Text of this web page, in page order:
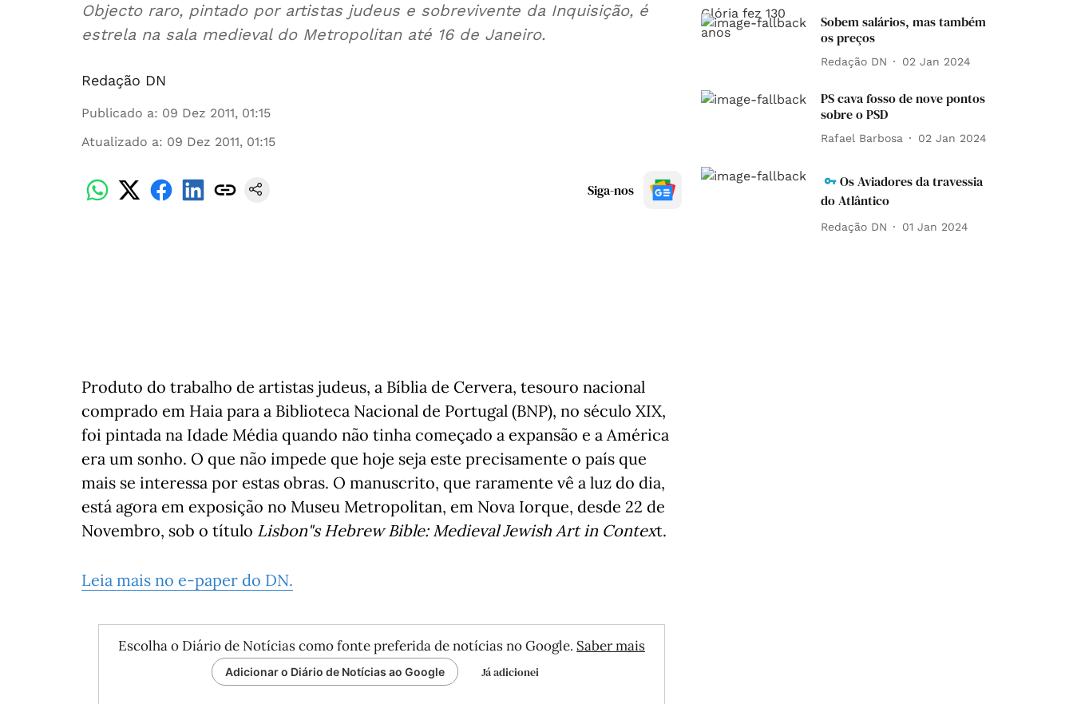
Objecto raro, pintado por artistas judeus e sobrevivente da Inquisição, é
estrela na sala medieval do Metropolitan até 16 de Janeiro.
Redação DN
Publicado a: 09 Dez 2011, 01:15
Atualizado a: 09 Dez 2011, 01:15
Siga-nos
Produto do trabalho de artistas judeus, a Bíblia de Cervera, tesouro nacional
comprado em Haia para a Biblioteca Nacional de Portugal (BNP), no século XIX,
foi pintada na Idade Média quando não tinha começado a expansão e a América
era um sonho. O que não impede que hoje seja este precisamente o país que
mais se interessa por estas obras. O manuscrito, que raramente vê a luz do dia,
está agora em exposição no Museu Metropolitan, em Nova Iorque, desde 22 de
Novembro, sob o título Lisbon"s Hebrew Bible: Medieval Jewish Art in Context.
Leia mais no e-paper do DN.
Escolha o Diário de Notícias como fonte preferida de notícias no Google. Saber mais
Adicionar o Diário de Notícias ao Google Já adicionei
Sobem salários, mas também
os preços
Redação DN 02 Jan 2024
PS cava fosso de nove pontos
sobre o PSD
Rafael Barbosa 02 Jan 2024
Os Aviadores da travessia
do Atlântico
Redação DN 01 Jan 2024